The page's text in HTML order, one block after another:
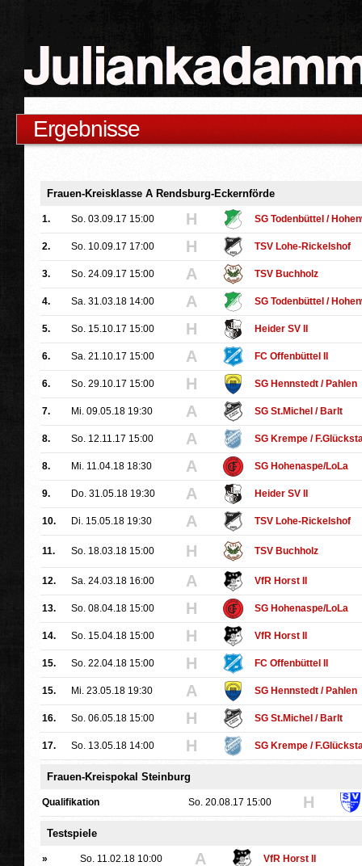
Ergebnisse
Frauen-Kreisklasse A Rendsburg-Eckernförde
1. So. 03.09.17 15:00 H SG Todenbüttel /
2. So. 10.09.17 17:00 H TSV Lohe-Rickelshof
3. So. 24.09.17 15:00 A TSV Buchholz
4. Sa. 31.03.18 14:00 A SG Todenbüttel /
5. So. 15.10.17 15:00 H Heider SV II
6. Sa. 21.10.17 15:00 A FC Offenbüttel II
6. So. 29.10.17 15:00 H SG Hennstedt / Pahlen
7. Mi. 09.05.18 19:30 A SG St.Michel / Barlt
8. So. 12.11.17 15:00 A SG Krempe /
8. Mi. 11.04.18 18:30 A SG Hohenaspe/LoLa
9. Do. 31.05.18 19:30 A Heider SV II
10. Di. 15.05.18 19:30 A TSV Lohe-Rickelshof
11. So. 18.03.18 15:00 H TSV Buchholz
12. Sa. 24.03.18 16:00 A VfR Horst II
13. So. 08.04.18 15:00 H SG Hohenaspe/LoLa
14. So. 15.04.18 15:00 H VfR Horst II
15. So. 22.04.18 15:00 H FC Offenbüttel II
15. Mi. 23.05.18 19:30 A SG Hennstedt / Pahlen
16. So. 06.05.18 15:00 H SG St.Michel / Barlt
17. So. 13.05.18 14:00 H SG Krempe /
Frauen-Kreispokal Steinburg
Qualifikation So. 20.08.17 15:00 H
Testspiele
» So. 11.02.18 10:00 A VfR Horst II